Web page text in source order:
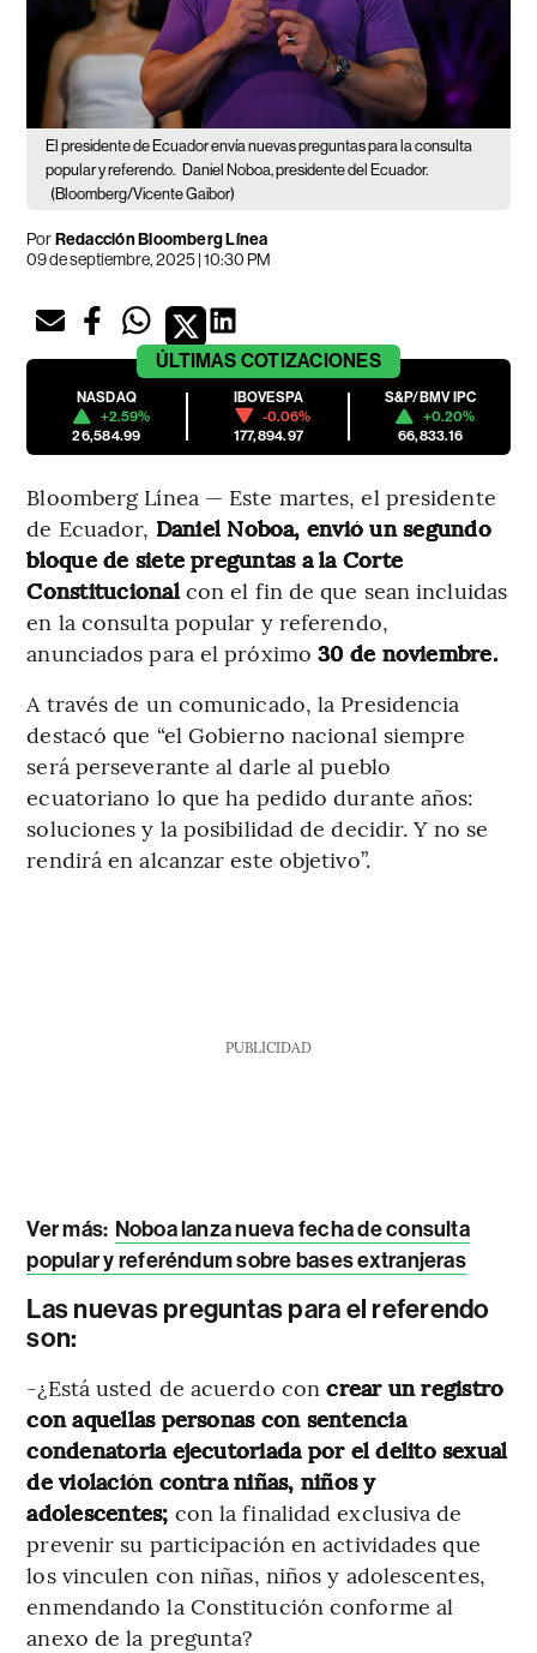
El presidente de Ecuador envía nuevas preguntas para la consulta
popular y referendo. Daniel Noboa, presidente del Ecuador.
(Bloomberg/Vicente Gaibor)
PorRedacción Bloomberg Línea
09 de septiembre, 2025 | 10:30 PM
ÚLTIMAS COTIZACIONES
NASDAQ
+2.59%
26,584.99
IBOVESPA
-0.06%
177,894.97
S&P/BMV IPC
+0.20%
66,833.16
Bloomberg Línea — Este martes, el presidente
de Ecuador, Daniel Noboa, envió un segundo
bloque de siete preguntas a la Corte
Constitucionalcon el fin de que sean incluidas
en la consulta popular y referendo,
anunciados para el próximo30 de noviembre.
A través de un comunicado, la Presidencia
destacó que “el Gobierno nacional siempre
será perseverante al darle al pueblo
ecuatoriano lo que ha pedido durante años:
soluciones y la posibilidad de decidir. Y no se
rendirá en alcanzar este objetivo”.
PUBLICIDAD
Ver más: Noboa lanza nueva fecha de consulta
popular y referéndum sobre bases extranjeras
Las nuevas preguntas para el referendo
son:
-¿Está usted de acuerdo con crear un registro
con aquellas personas con sentencia
condenatoria ejecutoriada por el delito sexual
de violación contra niñas, niños y
adolescentes; con la finalidad exclusiva de
prevenir su participación en actividades que
los vinculen con niñas, niños y adolescentes,
enmendando la Constitución conforme al
anexo de la pregunta?